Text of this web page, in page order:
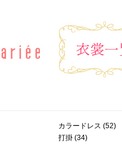
カラードレス (52)
打掛(34)